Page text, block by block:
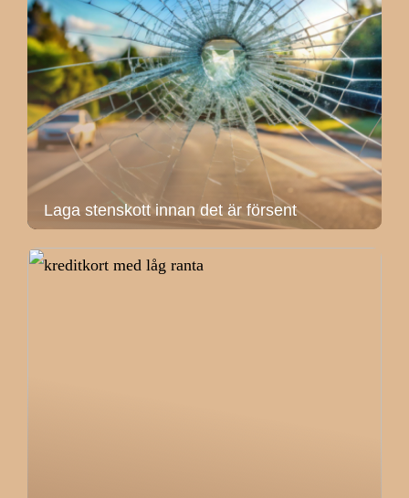
Laga stenskott innan det är försent